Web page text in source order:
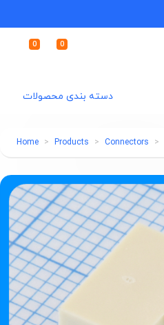
0 0
دسته بندی محصولات
Home Products Connectors